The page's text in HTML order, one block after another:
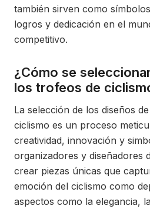
también sirven como
logros y dedicación en el
competitivo.
¿Cómo se
los trofeos de
La selección de los diseños
ciclismo es un proceso
creatividad, innovación y
organizadores y diseñadores
crear piezas únicas que
emoción del ciclismo como
aspectos como la elegancia,